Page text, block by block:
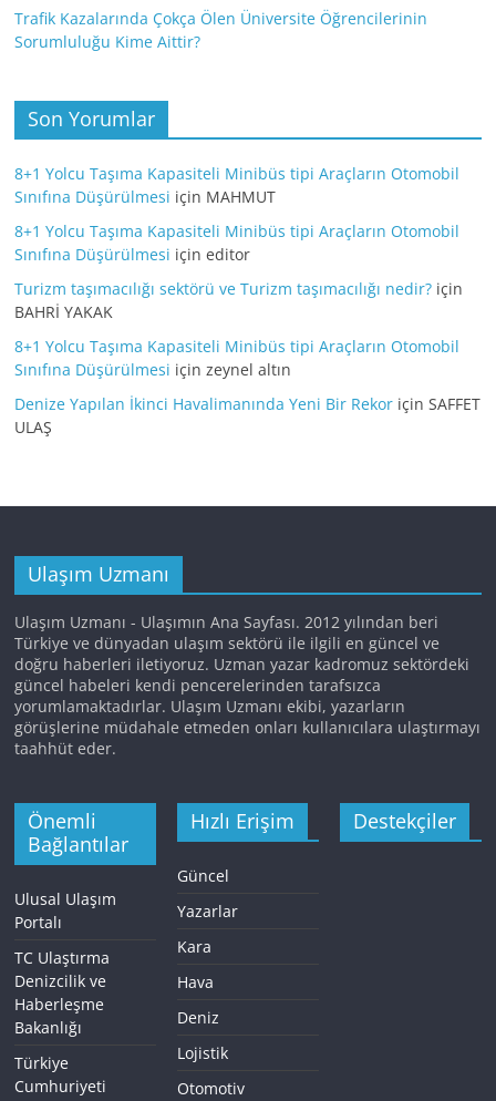
Trafik Kazalarında Çokça Ölen Üniversite Öğrencilerinin
Sorumluluğu Kime Aittir?
Son Yorumlar
8+1 Yolcu Taşıma Kapasiteli Minibüs tipi Araçların Otomobil
Sınıfına Düşürülmesi için MAHMUT
8+1 Yolcu Taşıma Kapasiteli Minibüs tipi Araçların Otomobil
Sınıfına Düşürülmesi içineditor
Turizm taşımacılığı sektörü ve Turizm taşımacılığı nedir? için
BAHRİ YAKAK
8+1 Yolcu Taşıma Kapasiteli Minibüs tipi Araçların Otomobil
Sınıfına Düşürülmesi içinzeynel altın
Denize Yapılan İkinci Havalimanında Yeni Bir Rekor içinSAFFET
ULAŞ
Ulaşım Uzmanı
Ulaşım Uzmanı - Ulaşımın Ana Sayfası. 2012 yılından beri
Türkiye ve dünyadan ulaşım sektörü ile ilgili en güncel ve
doğru haberleri iletiyoruz. Uzman yazar kadromuz sektördeki
güncel habeleri kendi pencerelerinden tarafsızca
yorumlamaktadırlar. Ulaşım Uzmanı ekibi, yazarların
görüşlerine müdahale etmeden onları kullanıcılara ulaştırmayı
taahhüt eder.
Önemli
Bağlantılar
Ulusal Ulaşım
Portalı
TC Ulaştırma
Denizcilik ve
Haberleşme
Bakanlığı
Türkiye
Cumhuriyeti
Hızlı Erişim
Güncel
Yazarlar
Kara
Hava
Deniz
Lojistik
Otomotiv
Destekçiler